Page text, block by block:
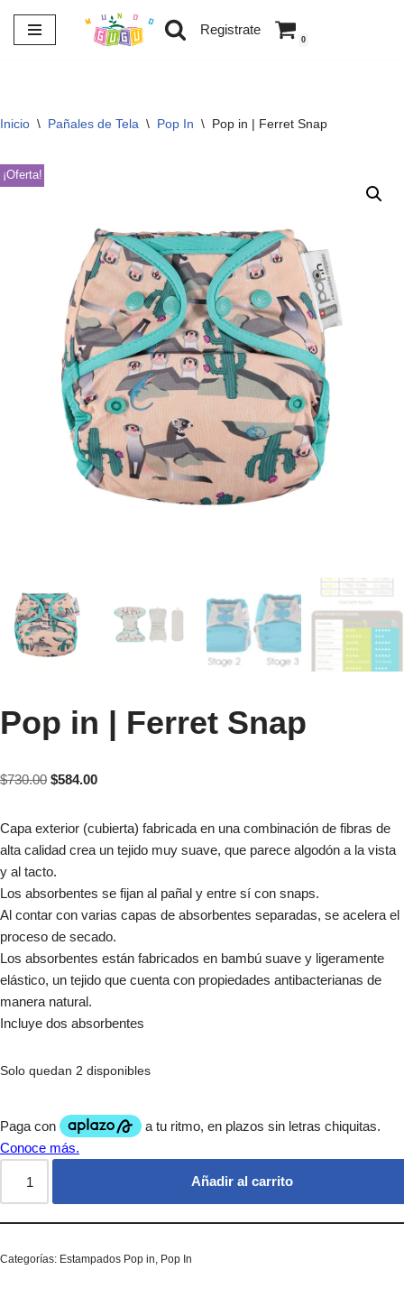
Saltar
Registrate
0
Inicio \ Pañales de Tela \ Pop In \ Pop in | Ferret Snap
¡Oferta!
Pop in | Ferret Snap
$730.00 $584.00
Capa exterior (cubierta) fabricada en una combinación de fibras de
alta calidad crea un tejido muy suave, que parece algodón a la vista
y al tacto.
Los absorbentes se fijan al pañal y entre sí con snaps.
Al contar con varias capas de absorbentes separadas, se acelera el
proceso de secado.
Los absorbentes están fabricados en bambú suave y ligeramente
elástico, un tejido que cuenta con propiedades antibacterianas de
manera natural.
Incluye dos absorbentes
Solo quedan 2 disponibles
Añadir al carrito
Categorías: Estampados Pop in, Pop In